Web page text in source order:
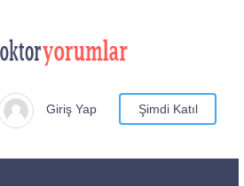
Giriş Yap Şimdi Katıl